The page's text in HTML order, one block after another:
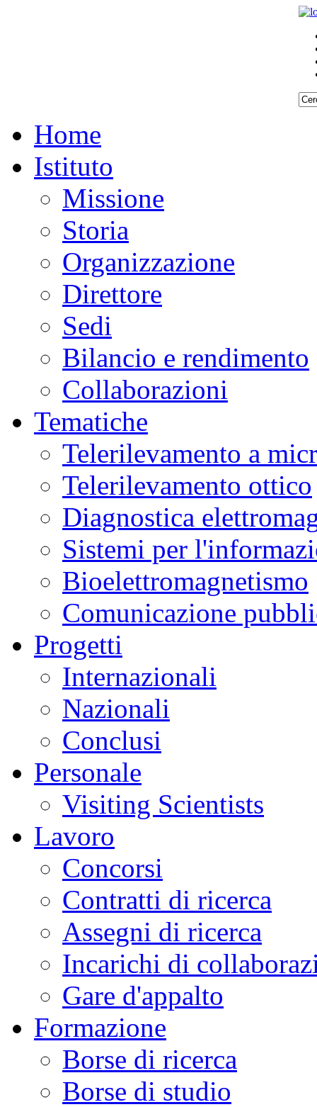
Home
Istituto
Missione
Storia
Organizzazione
Direttore
Sedi
Bilancio e rendimento
Collaborazioni
Tematiche
Telerilevamento a
Telerilevamento ottico
Diagnostica
Sistemi per
Bioelettromagnetismo
Comunicazione
Progetti
Internazionali
Nazionali
Conclusi
Personale
Visiting Scientists
Lavoro
Concorsi
Contratti di ricerca
Assegni di ricerca
Incarichi di
Gare d'appalto
Formazione
Borse di ricerca
Borse di studio